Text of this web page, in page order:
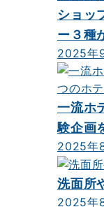
ショッ
ー３種
2025年
一流ホ
験企画
2025年
洗面所
2025年